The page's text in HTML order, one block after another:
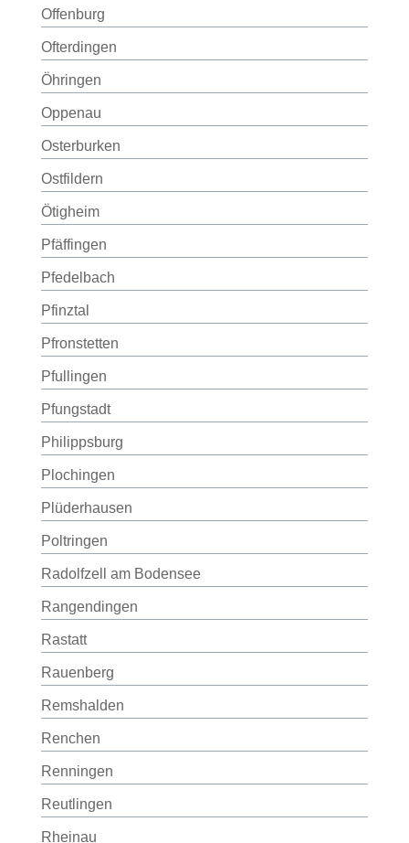
Offenburg
Ofterdingen
Öhringen
Oppenau
Osterburken
Ostfildern
Ötigheim
Pfäffingen
Pfedelbach
Pfinztal
Pfronstetten
Pfullingen
Pfungstadt
Philippsburg
Plochingen
Plüderhausen
Poltringen
Radolfzell am Bodensee
Rangendingen
Rastatt
Rauenberg
Remshalden
Renchen
Renningen
Reutlingen
Rheinau